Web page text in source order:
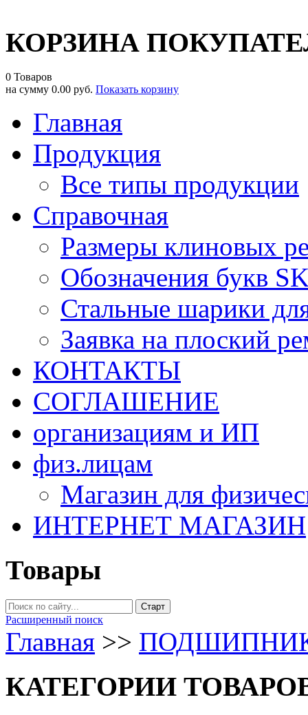
КОРЗИНА
0 Товаров
на сумму 0.00 руб. Показать корзину
Главная
Продукция
Все типы продукции
Справочная
Размеры клиновых
Обозначения букв
Стальные шарики
Заявка на плоский
КОНТАКТЫ
СОГЛАШЕНИЕ
организациям и ИП
физ.лицам
Магазин для
ИНТЕРНЕТ МАГАЗИН
Товары
Расширенный поиск
Главная >>
КАТЕГОРИИ